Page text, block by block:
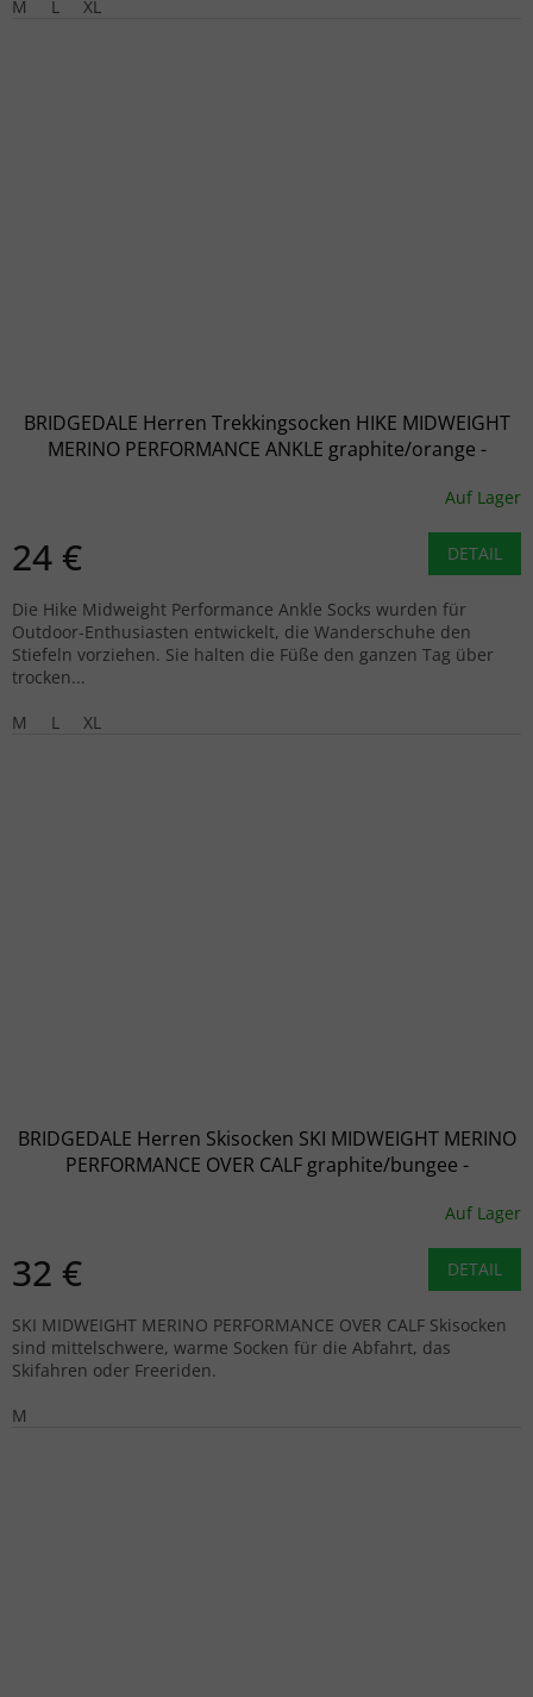
M L XL
BRIDGEDALE Herren Trekkingsocken HIKE MIDWEIGHT
MERINO PERFORMANCE ANKLE graphite/orange -
Auf Lager
24 € DETAIL
Die Hike Midweight Performance Ankle Socks wurden für
Outdoor-Enthusiasten entwickelt, die Wanderschuhe den
Stiefeln vorziehen. Sie halten die Füße den ganzen Tag über
trocken...
M
L XL
BRIDGEDALE Herren Skisocken SKI MIDWEIGHT MERINO
PERFORMANCE OVER CALF graphite/bungee -
Auf Lager
32 € DETAIL
SKI MIDWEIGHT MERINO PERFORMANCE OVER CALF Skisocken
sind mittelschwere, warme Socken für die Abfahrt, das
Skifahren oder Freeriden.
M